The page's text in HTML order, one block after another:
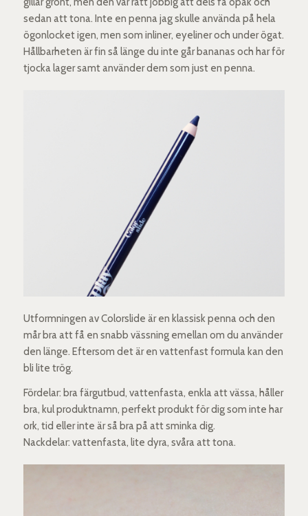
sedan att tona. Inte en penna jag skulle använda på hela
ögonlocket igen, men som inliner, eyeliner och under ögat.
Hållbarheten är fin så länge du inte går bananas och har för
tjocka lager samt använder dem som just en penna.
Utformningen av Colorslide är en klassisk penna och den
mår bra att få en snabb vässning emellan om du använder
den länge. Eftersom det är en vattenfast formula kan den
bli lite trög.
Fördelar: bra färgutbud, vattenfasta, enkla att vässa, håller
bra, kul produktnamn, perfekt produkt för dig som inte har
ork, tid eller inte är så bra på att sminka dig.
Nackdelar: vattenfasta, lite dyra, svåra att tona.